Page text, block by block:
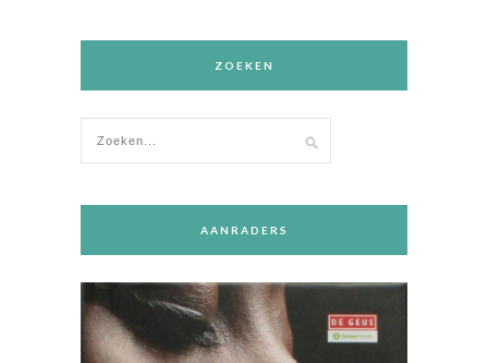
ZOEKEN
AANRADERS